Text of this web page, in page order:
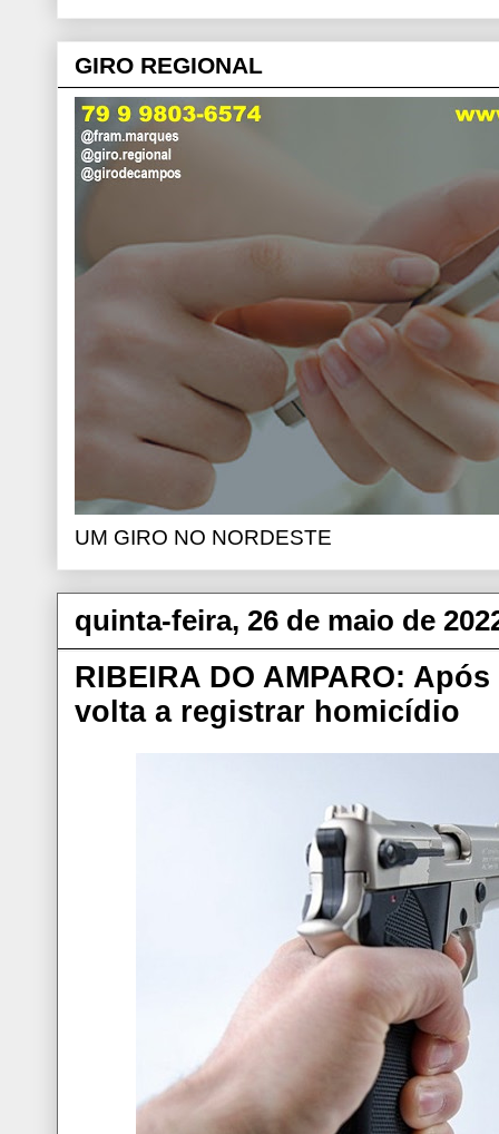
GIRO REGIONAL
UM GIRO NO NORDESTE
quinta-feira, 26 de maio de
RIBEIRA DO AMPARO:
volta a registrar homicídio